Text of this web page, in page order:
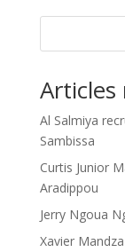
Articles
Al Salmiya
Sambissa
Curtis Junior
Aradippou
Jerry Ngoua
Xavier